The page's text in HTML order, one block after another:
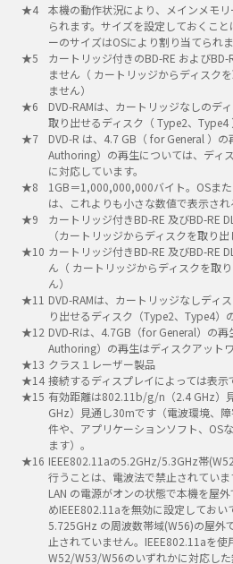
本機の動作状況により、メインメモ
られます。サイズを設定しておくこ
ーのサイズはOSにより割り当てられ
カートリッジ付きのBD-RE およびBD-
ません（ カートリッジからディスク
ません）
DVD-RAMは、カートリッジなしのデ
取り出せるディスク（ Type2、Type4
DVD-R は、4.7 GB（ for General ）
Authoring）の再生については、ディ
に対応しています。
1GB＝1,000,000,000バイト。OSま
は、これよりも小さな数値で表示され
カートリッジ付きBD-RE 及びBD-RE
（カートリッジからディスクを取り
カートリッジ付きBD-RE 及びBD-RE
ん（ カートリッジからディスクを取
ん）
DVD-RAMは、カートリッジなしディ
り出せるディスク（Type2、Type4）
DVD-Rは、4.7GB（for General）の
Authoring）の再生はディスクアット
クラス１レーザー製品
接続するディスプレイによっては表示
有効距離は802.11b/g/n（2.4 GHz）
GHz）見通し30mです（電波環境、
件や、アプリケーションソフト、OS
ます）。
IEEE802.11aの5.2GHz/5.3GHz帯
行うことは、電波法で禁止されてい
LAN の電源がオンの状態で本機を屋
めIEEE802.11aを無効に設定してお
5.725GHz の周波数帯域(W56)の屋外
止されていません。IEEE802.11aを使
W52/W53/W56のいずれかに対応し